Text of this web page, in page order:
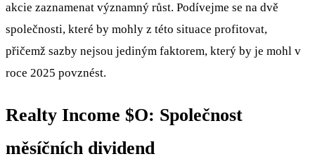
akcie zaznamenat významný růst. Podívejme se na dvě
společnosti, které by mohly z této situace profitovat,
přičemž sazby nejsou jediným faktorem, který by je mohl v
roce 2025 povznést.
Realty Income $O: Společnost
měsíčních dividend